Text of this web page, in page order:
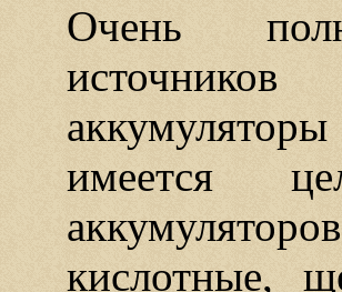
Очень
имеется
кислотные,